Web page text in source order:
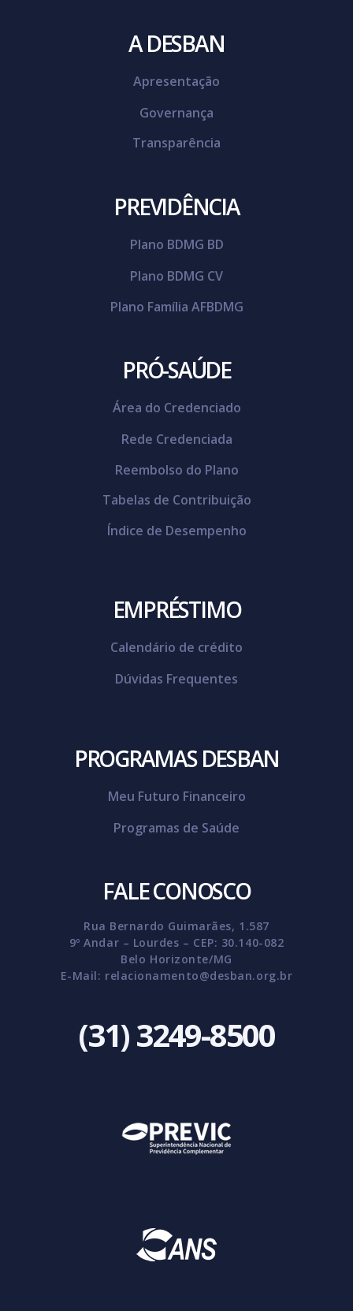
A DESBAN
Apresentação
Governança
Transparência
PREVIDÊNCIA
Plano BDMG BD
Plano BDMG CV
Plano Família AFBDMG
PRÓ-SAÚDE
Área do Credenciado
Rede Credenciada
Reembolso do Plano
Tabelas de Contribuição
Índice de Desempenho
EMPRÉSTIMO
Calendário de crédito
Dúvidas Frequentes
PROGRAMAS DESBAN
Meu Futuro Financeiro
Programas de Saúde
FALE CONOSCO
Rua Bernardo Guimarães, 1.587
9º Andar – Lourdes – CEP: 30.140-082
Belo Horizonte/MG
E-Mail: relacionamento@desban.org.br
(31) 3249-8500